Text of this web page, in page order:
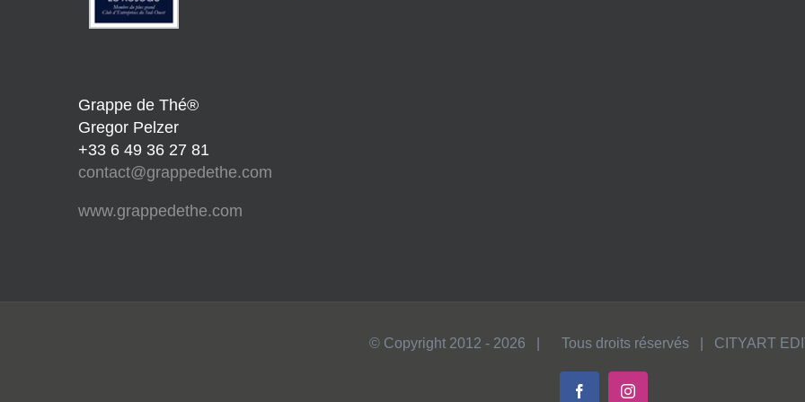
Grappe de Thé®
Gregor Pelzer
+33 6 49 36 27 81
contact@grappedethe.com
www.grappedethe.com
© Copyright 2012 - 2026 | Tous droits réservés | CITYART
FacebookInstagram